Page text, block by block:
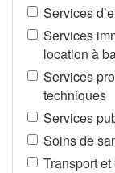
Services
Services
location à
Services
techniques
Services
Soins de
Transport